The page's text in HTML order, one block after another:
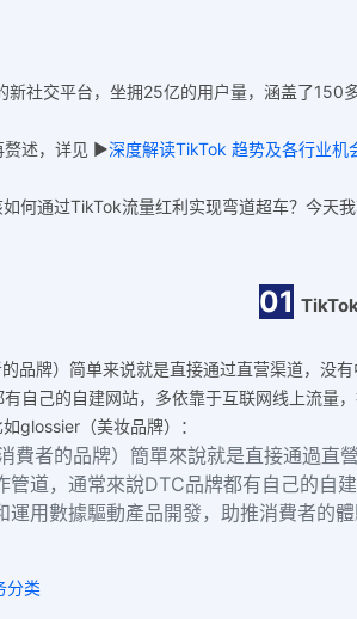
社交平台，坐拥25亿的用户量，涵盖了150
赘述，详见 ▶深度解读TikTok 趋势及各行业机
何通过TikTok流量红利实现弯道超车？今天
01
品牌）简单来说就是直接通过直营渠道，没
自己的自建网站，多依靠于互联网线上流
glossier（美妆品牌）：
者的品牌）簡單來說就是直接通過直
道，通常來說DTC品牌都有自己的
運用數據驅動產品開發，助推消費者
分类